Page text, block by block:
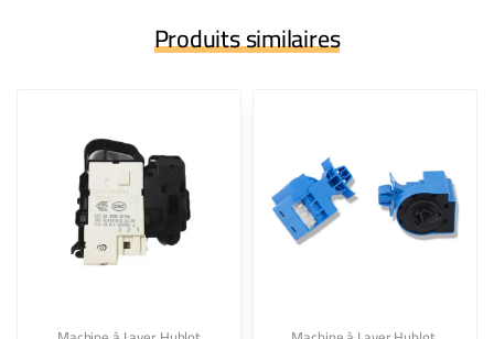
Produits similaires